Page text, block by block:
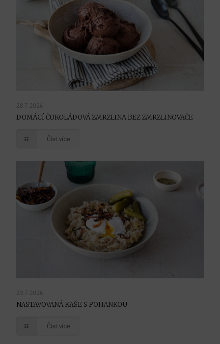
28.7.2026
DOMÁCÍ ČOKOLÁDOVÁ ZMRZLINA BEZ ZMRZLINOVAČE
Číst více
23.7.2026
NASTAVOVANÁ KAŠE S POHANKOU
Číst více